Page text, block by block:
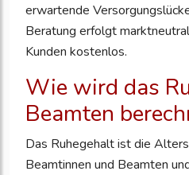
erwartende
Beratung erfolgt
Kunden kostenlos.
Wie wird das
Beamten
Das Ruhegehalt ist die
Beamtinnen und Beamten